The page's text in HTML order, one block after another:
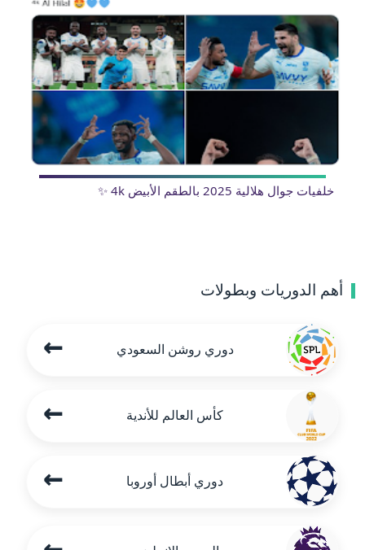
خلفيات جوال هلالية 2025 بالطقم الأبيض 4k ✨
أهم الدوريات وبطولات
دوري روشن السعودي ←
كأس العالم للأندية ←
دوري أبطال أوروبا ←